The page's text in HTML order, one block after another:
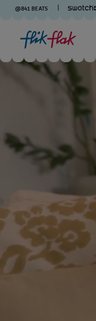
@841 BEATS